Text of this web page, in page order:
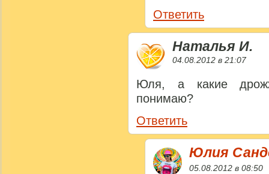
Ответить
Наталья И.
04.08.2012 в 21:07
Юля, а какие
понимаю?
Ответить
Юлия
05.08.2012 в 08:50